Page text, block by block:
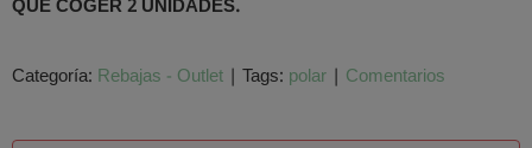
QUE COGER 2 UNIDADES.
Categoría: Rebajas - Outlet | Tags: polar | Comentarios